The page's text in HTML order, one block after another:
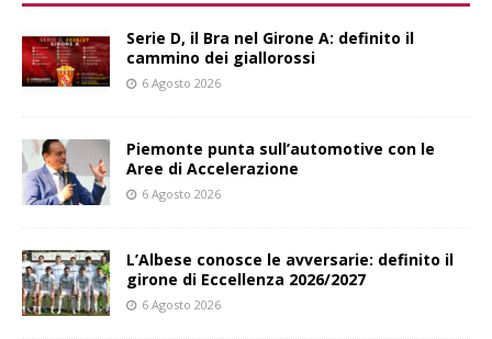
Serie D, il Bra nel Girone A: definito il
cammino dei giallorossi
6 Agosto 2026
Piemonte punta sull’automotive con le
Aree di Accelerazione
6 Agosto 2026
L’Albese conosce le avversarie: definito il
girone di Eccellenza 2026/2027
6 Agosto 2026